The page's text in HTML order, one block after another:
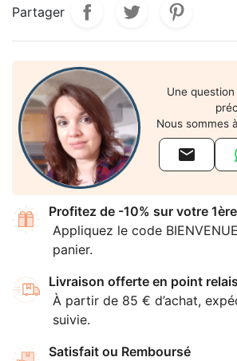
Partager
Une
Nous sommes

Profitez de -10% sur votre
Appliquez le code
panier.
Livraison offerte en point relais
À partir de 85 € d’achat,
suivie.
Satisfait ou Remboursé